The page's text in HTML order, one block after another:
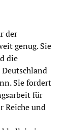
der
genug. Sie
die
Sie fordert
für
Reiche und